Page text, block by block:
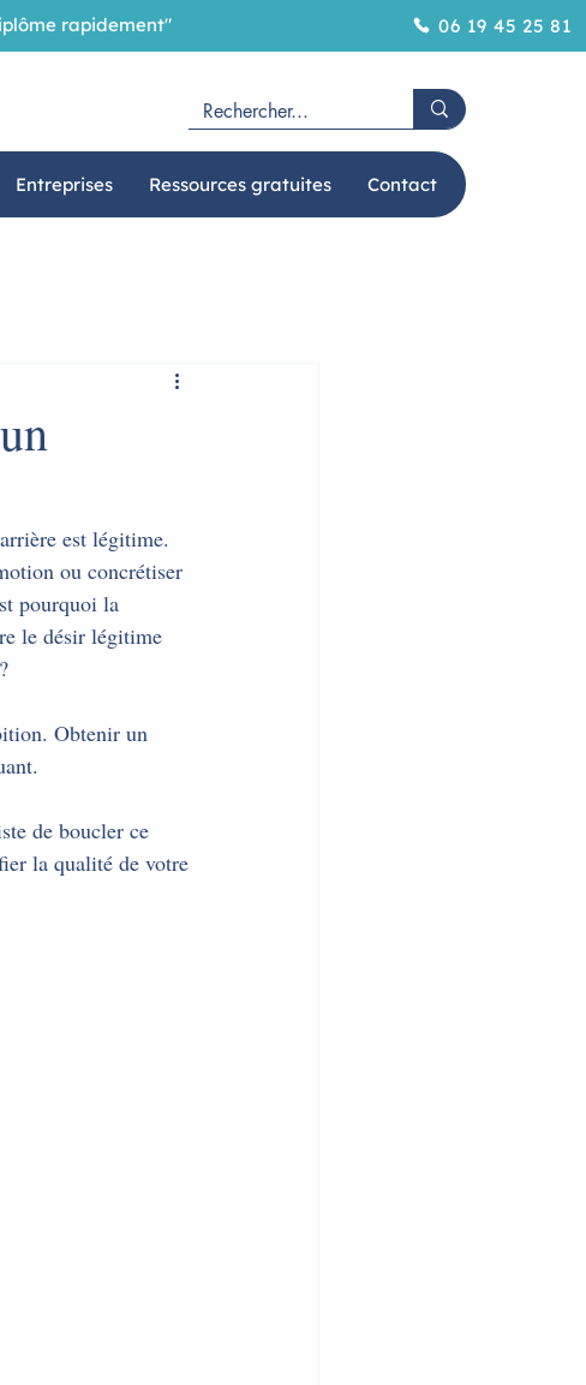
rapidement" 06 19 45 25 81
Entreprises Ressources gratuites Contact
est légitime.
ou concrétiser
pourquoi la
le désir légitime
Obtenir un
de boucler ce
la qualité de votre